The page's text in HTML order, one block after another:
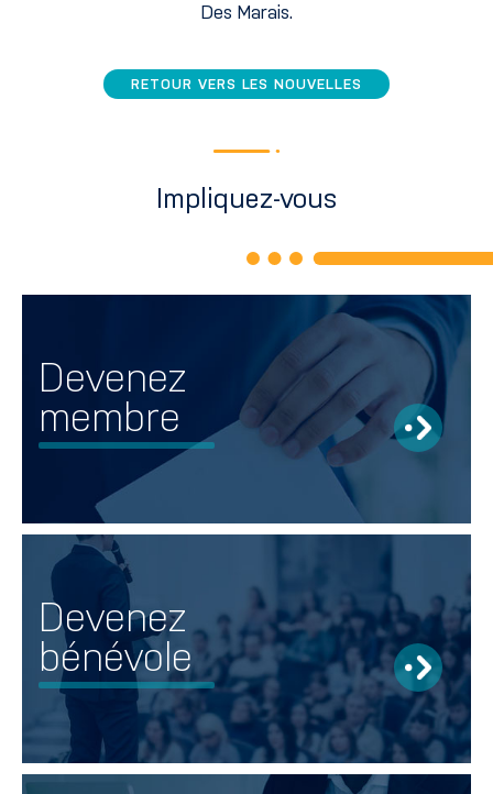
Des Marais.
RETOUR VERS LES NOUVELLES
Impliquez-vous
Devenez
membre
Devenez
bénévole